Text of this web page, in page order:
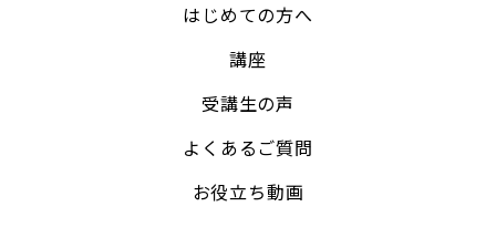
はじめての方へ
講座
受講生の声
よくあるご質問
お役立ち動画